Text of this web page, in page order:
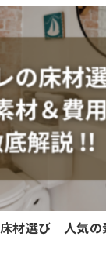
材選び｜人気